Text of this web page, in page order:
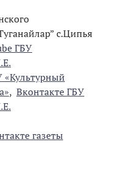
с.Ципья
ГБУ
«Культурный
, Вконтакте ГБУ
газеты